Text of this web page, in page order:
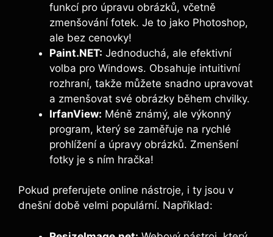
funkcí pro úpravu obrázků, včetně
zmenšování fotek. Je to jako Photoshop,
ale bez cenovky!
Paint.NET: Jednoduchá, ale efektivní
volba pro Windows. Obsahuje intuitivní
rozhraní, takže můžete snadno upravovat
a zmenšovat své obrázky během chvilky.
IrfanView: Méně známý, ale výkonný
program, který se zaměřuje na rychlé
prohlížení a úpravy obrázků. Zmenšení
fotky je s ním hračka!
Pokud preferujete online nástroje, i ty jsou v
dnešní době velmi populární. Například: